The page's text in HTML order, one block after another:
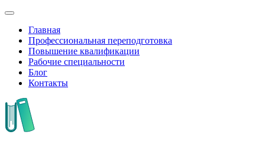
Главная
Профессиональная переподготовка
Повышение квалификации
Рабочие специальности
Блог
Контакты